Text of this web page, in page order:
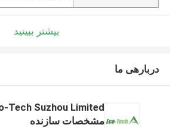
بیشتر ببینید
دربارهی ما
Tech Suzhou Limited
مشخصات سازنده